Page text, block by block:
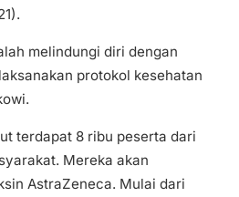
melindungi diri dengan
protokol kesehatan
terdapat 8 ribu peserta dari
Mereka akan
AstraZeneca. Mulai dari